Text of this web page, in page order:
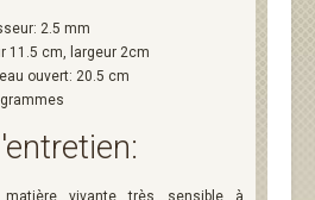
2.5 mm
11.5 cm, largeur 2cm
ouvert: 20.5 cm
vivante très sensible à